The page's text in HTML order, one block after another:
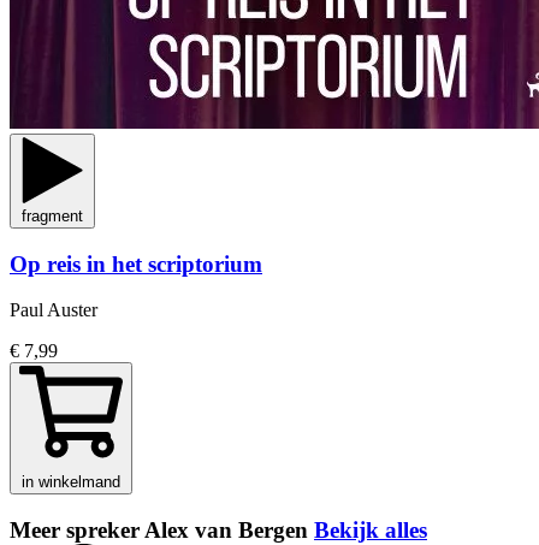
fragment
Op reis in het scriptorium
Paul Auster
€ 7,99
in winkelmand
Meer spreker Alex van Bergen Bekijk alles